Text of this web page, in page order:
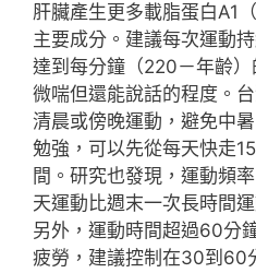
肝臟產生更多載脂蛋白A1
主要成分。建議每次運動
達到每分鐘（220－年齡
微喘但還能說話的程度。
清晨或傍晚運動，避免中
勉強，可以先從每天快走
間。研究也發現，運動頻
天運動比週末一次長時間
另外，運動時間超過60分
疲勞，建議控制在30到60